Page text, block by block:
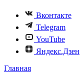
Вконтакте
Telegram
YouTube
Яндекс.Дзен
Главная